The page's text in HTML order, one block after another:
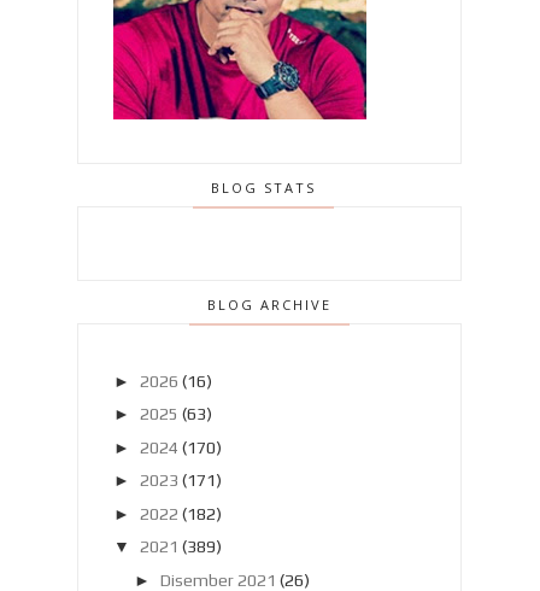
BLOG STATS
BLOG ARCHIVE
► 2026 (16)
► 2025 (63)
► 2024 (170)
► 2023 (171)
► 2022 (182)
▼
2021 (389)
► Disember 2021 (26)